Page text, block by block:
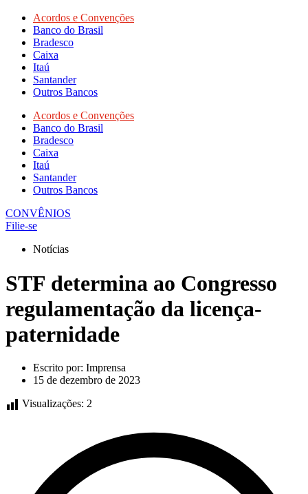
Acordos e Convenções
Banco do Brasil
Bradesco
Caixa
Itaú
Santander
Outros Bancos
Acordos e Convenções
Banco do Brasil
Bradesco
Caixa
Itaú
Santander
Outros Bancos
CONVÊNIOS
Filie-se
Notícias
STF determina ao Congresso
regulamentação da licença-
paternidade
Escrito por: Imprensa
15 de dezembro de 2023
Visualizações: 2